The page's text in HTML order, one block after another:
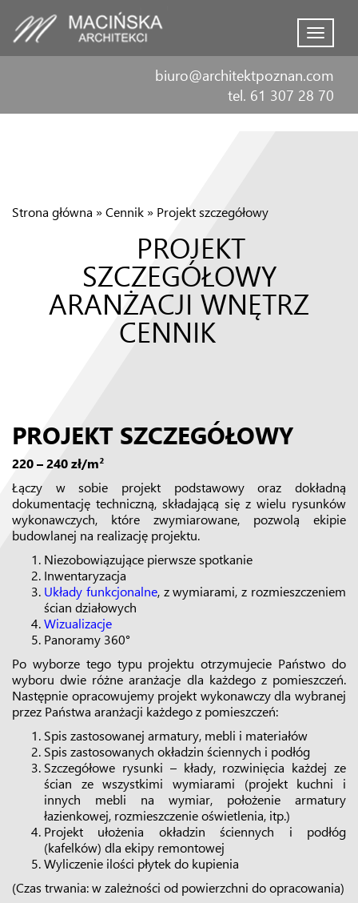
Menu
biuro@architektpoznan.com
tel. 61 307 28 70
Strona główna »Cennik » Projekt szczegółowy
PROJEKT
SZCZEGÓŁOWY
ARANŻACJI WNĘTRZ
CENNIK
PROJEKT SZCZEGÓŁOWY
220 – 240 zł/m²
Łączy w sobie projekt podstawowy oraz dokładną
dokumentację techniczną, składającą się z wielu rysunków
wykonawczych, które zwymiarowane, pozwolą ekipie
budowlanej na realizację projektu.
Niezobowiązujące pierwsze spotkanie
Inwentaryzacja
Układy funkcjonalne, z wymiarami, z rozmieszczeniem
ścian działowych
Wizualizacje
Panoramy 360°
Po wyborze tego typu projektu otrzymujecie Państwo do
wyboru dwie różne aranżacje dla każdego z pomieszczeń.
Następnie opracowujemy projekt wykonawczy dla wybranej
przez Państwa aranżacji każdego z pomieszczeń:
Spis zastosowanej armatury, mebli i materiałów
Spis zastosowanych okładzin ściennych i podłóg
Szczegółowe rysunki – kłady, rozwinięcia każdej ze
ścian ze wszystkimi wymiarami (projekt kuchni i
innych mebli na wymiar, położenie armatury
łazienkowej, rozmieszczenie oświetlenia, itp.)
Projekt ułożenia okładzin ściennych i podłóg
(kafelków) dla ekipy remontowej
Wyliczenie ilości płytek do kupienia
(Czas trwania: w zależności od powierzchni do opracowania)